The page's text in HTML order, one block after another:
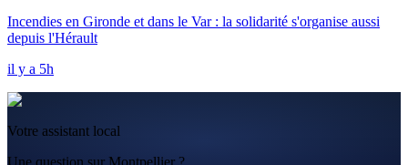
Incendies en Gironde et dans le Var : la solidarité s'organise aussi
depuis l'Hérault
il y a 5h
Votre assistant local